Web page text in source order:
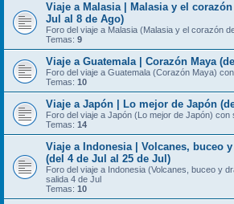
Viaje a Malasia | Malasia y el
Jul al 8 de Ago)
Foro del viaje a Malasia (Malasia y el corazón
Temas: 9
Viaje a Guatemala | Corazón Maya
Foro del viaje a Guatemala (Corazón Maya)
Temas: 10
Viaje a Japón | Lo mejor de Japón
Foro del viaje a Japón (Lo mejor de Japón) con
Temas: 14
Viaje a Indonesia | Volcanes, buceo
(del 4 de Jul al 25 de Jul)
Foro del viaje a Indonesia (Volcanes, buceo y
salida 4 de Jul
Temas: 10